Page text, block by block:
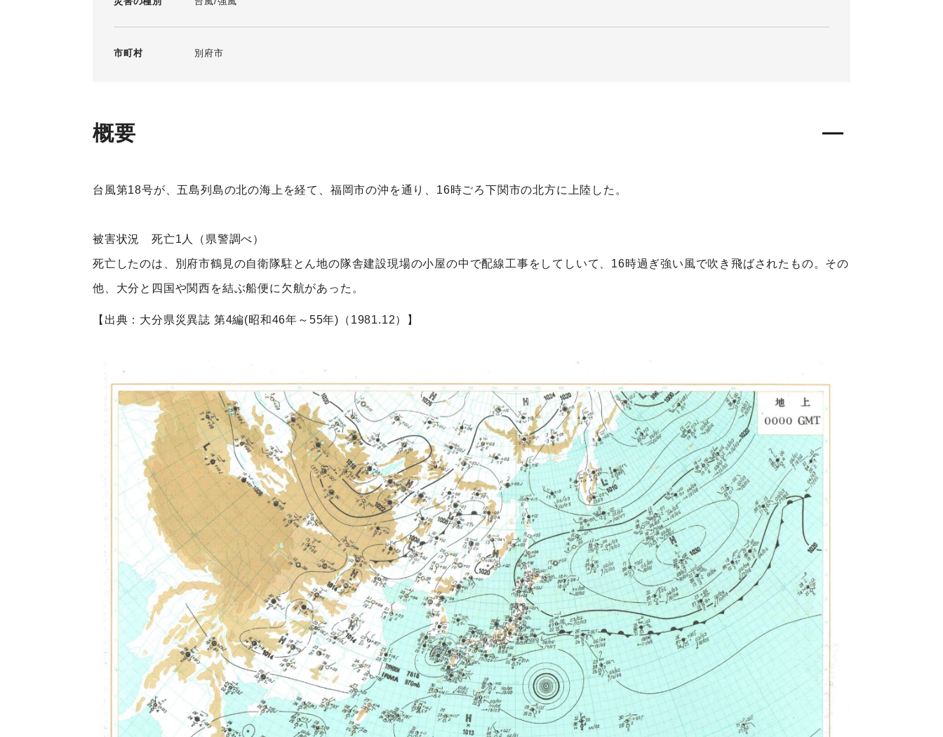
市町村 別府市
概要
台風第18号が、五島列島の北の海上を経て、福岡市の沖を通り、16時ごろ下関市の北方に上陸した。
被害状況 死亡1人（県警調べ）
死亡したのは、別府市鶴見の自衛隊駐とん地の隊舎建設現場の小屋の中で配線工事をしてしいて、16時過ぎ強い風で吹き飛ばされたもの。その
他、大分と四国や関西を結ぶ船便に欠航があった。
【出典：大分県災異誌 第4編(昭和46年～55年)（1981.12）】